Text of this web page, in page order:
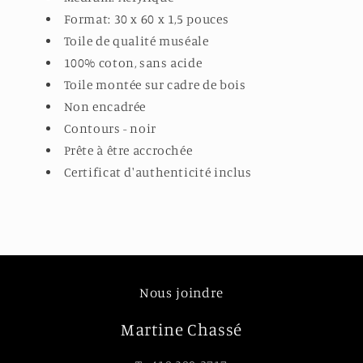
Format: 30 x 60 x 1,5 pouces
Toile de qualité muséale
100% coton, sans acide
Toile montée sur cadre de bois
Non encadrée
Contours - noir
Prête à être accrochée
Certificat d'authenticité inclus
Nous joindre
Martine Chassé